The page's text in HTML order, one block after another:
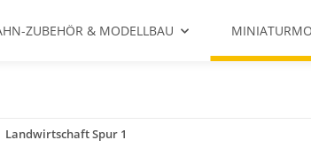
ZUBEHÖR & MODELLBAU
Landwirtschaft Spur 1